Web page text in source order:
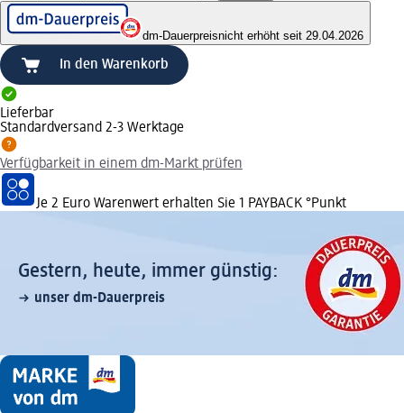
dm-Dauerpreisnicht erhöht seit 29.04.2026
In den Warenkorb
Lieferbar
Standardversand 2-3 Werktage
Verfügbarkeit in einem dm-Markt prüfen
Je 2 Euro Warenwert erhalten Sie 1 PAYBACK °Punkt
Gestern, heute, immer günstig:
unser dm-Dauerpreis